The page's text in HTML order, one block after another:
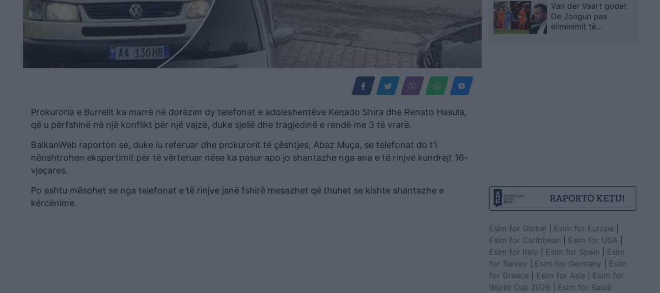
Prokuroria e Burrelit ka marrë në dorëzim dy telefonat e adoleshentëve Kenado Shira dhe Renato Hasula,
që u përfshinë në një konflikt për një vajzë, duke sjellë dhe tragjedinë e rendë me 3 të vrarë.
BalkanWeb raporton se, duke iu referuar dhe prokurorit të çështjes, Abaz Muça, se telefonat do t’i
nënshtrohen ekspertimit për të vërtetuar nëse ka pasur apo jo shantazhe nga ana e të rinjve kundrejt 16-
vjeçares.
Po ashtu mësohet se nga telefonat e të rinjve janë fshirë mesazhet që thuhet se kishte shantazhe e
kërcënime.
Van der Vaart godet
De Jongun pas
eliminimit të
Esim for Global Esim for Europe
Esim for Caribbean
Esim for USA
Esim for Italy
Esim for Spain
Esim
for Turkey
Esim for Germany
Esim
for Greece
Esim for Asia
Esim for
World Cup 2026
Esim for Saudi